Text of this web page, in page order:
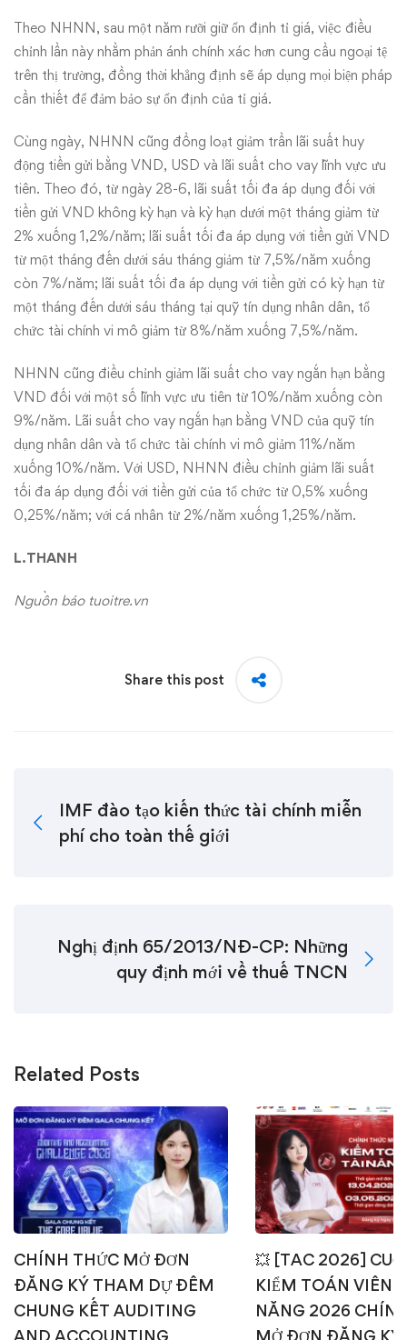
Theo NHNN, sau một năm rưỡi giữ ổn định tỉ giá, việc điều
chỉnh lần này nhằm phản ánh chính xác hơn cung cầu ngoại tệ
trên thị trường, đồng thời khẳng định sẽ áp dụng mọi biện pháp
cần thiết để đảm bảo sự ổn định của tỉ giá.
Cùng ngày, NHNN cũng đồng loạt giảm trần lãi suất huy
động tiền gửi bằng VND, USD và lãi suất cho vay lĩnh vực ưu
tiên. Theo đó, từ ngày 28-6, lãi suất tối đa áp dụng đối với
tiền gửi VND không kỳ hạn và kỳ hạn dưới một tháng giảm từ
2% xuống 1,2%/năm; lãi suất tối đa áp dụng với tiền gửi VND
từ một tháng đến dưới sáu tháng giảm từ 7,5%/năm xuống
còn 7%/năm; lãi suất tối đa áp dụng với tiền gửi có kỳ hạn từ
một tháng đến dưới sáu tháng tại quỹ tín dụng nhân dân, tổ
chức tài chính vi mô giảm từ 8%/năm xuống 7,5%/năm.
NHNN cũng điều chỉnh giảm lãi suất cho vay ngắn hạn bằng
VND đối với một số lĩnh vực ưu tiên từ 10%/năm xuống còn
9%/năm. Lãi suất cho vay ngắn hạn bằng VND của quỹ tín
dụng nhân dân và tổ chức tài chính vi mô giảm 11%/năm
xuống 10%/năm. Với USD, NHNN điều chỉnh giảm lãi suất
tối đa áp dụng đối với tiền gửi của tổ chức từ 0,5% xuống
0,25%/năm; với cá nhân từ 2%/năm xuống 1,25%/năm.
L.THANH
Nguồn báo tuoitre.vn
Share this post
IMF đào tạo kiến thức tài chính miễn
phí cho toàn thế giới
Nghị định 65/2013/NĐ-CP: Những
quy định mới về thuế TNCN
Related Posts
CHÍNH THỨC MỞ ĐƠN
ĐĂNG KÝ THAM DỰ ĐÊM
CHUNG KẾT AUDITING
AND ACCOUNTING
💥 [TAC 2026]
KIỂM TOÁN VIÊN
NĂNG 2026
MỞ ĐƠN ĐĂNG KÝ